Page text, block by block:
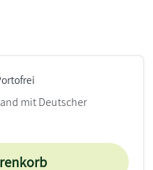
mit Deutscher